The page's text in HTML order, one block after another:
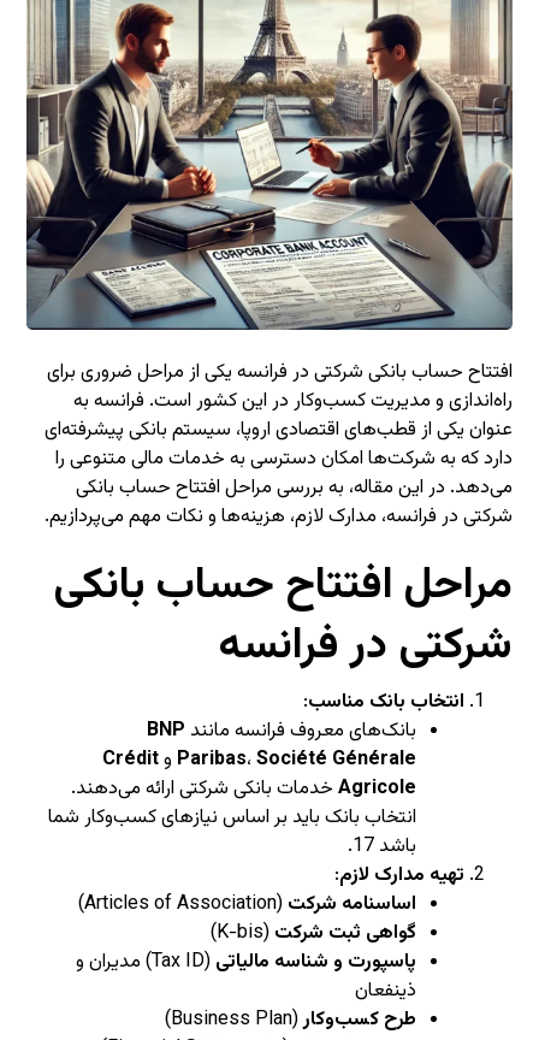
افتتاح حساب بانکی شرکتی در فرانسه یکی از مراحل ضروری برای
راه‌اندازی و مدیریت کسب‌وکار در این کشور است. فرانسه به
عنوان یکی از قطب‌های اقتصادی اروپا، سیستم بانکی پیشرفته‌ای
دارد که به شرکت‌ها امکان دسترسی به خدمات مالی متنوعی را
می‌دهد. در این مقاله، به بررسی مراحل افتتاح حساب بانکی
شرکتی در فرانسه، مدارک لازم، هزینه‌ها و نکات مهم می‌پردازیم.
مراحل افتتاح حساب بانکی
شرکتی در فرانسه
انتخاب بانک مناسب:
بانک‌های معروف فرانسه مانند BNP
Paribas،Société Générale وCrédit
Agricole خدمات بانکی شرکتی ارائه می‌دهند.
انتخاب بانک باید بر اساس نیازهای کسب‌وکار شما
باشد 17
.
تهیه مدارک لازم:
اساسنامه شرکت (Articles of Association)
گواهی ثبت شرکت (K-bis)
پاسپورت و شناسه مالیاتی
(Tax ID) مدیران و
ذینفعان
طرح کسب‌وکار(Business Plan)